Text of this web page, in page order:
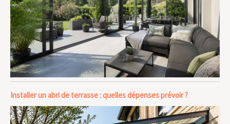
Installer un abri de terrasse : quelles dépenses prévoir ?